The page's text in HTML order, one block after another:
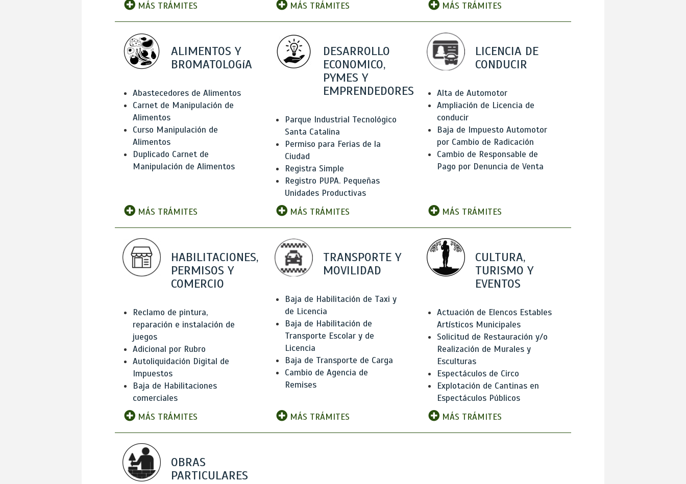
MÁS TRÁMITES
MÁS TRÁMITES MÁS TRÁMITES
ALIMENTOS Y
BROMATOLOGíA
Abastecedores de Alimentos
Carnet de Manipulación de
Alimentos
Curso Manipulación de
Alimentos
Duplicado Carnet de
Manipulación de Alimentos
MÁS TRÁMITES
DESARROLLO
ECONOMICO,
PYMES Y
EMPRENDEDORES
Parque Industrial Tecnológico
Santa Catalina
Permiso para Ferias de la
Ciudad
Registra Simple
Registro PUPA. Pequeñas
Unidades Productivas
MÁS TRÁMITES
LICENCIA DE
CONDUCIR
Alta de Automotor
Ampliación de Licencia de
conducir
Baja de Impuesto Automotor
por Cambio de Radicación
Cambio de Responsable de
Pago por Denuncia de Venta
MÁS TRÁMITES
HABILITACIONES,
PERMISOS Y
COMERCIO
Reclamo de pintura,
reparación e instalación de
juegos
Adicional por Rubro
Autoliquidación Digital de
Impuestos
Baja de Habilitaciones
comerciales
MÁS TRÁMITES
TRANSPORTE Y
MOVILIDAD
Baja de Habilitación de Taxi y
de Licencia
Baja de Habilitación de
Transporte Escolar y de
Licencia
Baja de Transporte de Carga
Cambio de Agencia de
Remises
MÁS TRÁMITES
CULTURA,
TURISMO Y
EVENTOS
Actuación de Elencos Estables
Artísticos Municipales
Solicitud de Restauración y/o
Realización de Murales y
Esculturas
Espectáculos de Circo
Explotación de Cantinas en
Espectáculos Públicos
MÁS TRÁMITES
OBRAS
PARTICULARES